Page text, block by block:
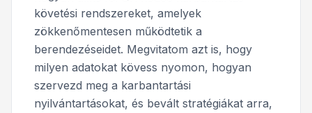
követési rendszereket, amelyek
zökkenőmentesen működtetik a
berendezéseidet. Megvitatom azt is, hogy
milyen adatokat kövess nyomon, hogyan
szervezd meg a karbantartási
nyilvántartásokat, és bevált stratégiákat arra,